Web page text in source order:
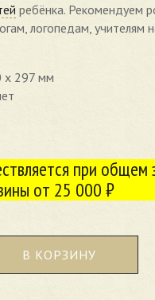
ребёнка. Рекомендуем
логопедам, учителям
х 297 мм
при общем
от 25 000 ₽
В КОРЗИНУ